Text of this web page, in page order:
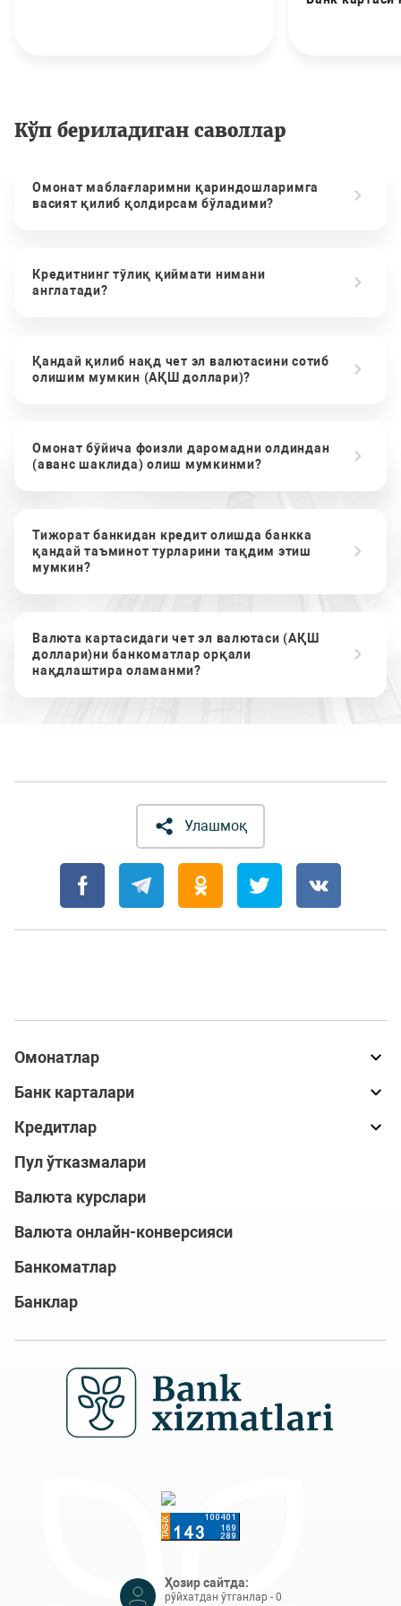
Кўп бериладиган саволлар
Омонат маблағларимни қариндошларимга
васият қилиб қолдирсам бўладими?
Кредитнинг тўлиқ қиймати нимани
англатади?
Қандай қилиб нақд чет эл валютасини сотиб
олишим мумкин (АҚШ доллари)?
Омонат бўйича фоизли даромадни олдиндан
(аванс шаклида) олиш мумкинми?
Тижорат банкидан кредит олишда банкка
қандай таъминот турларини тақдим этиш
мумкин?
Валюта картасидаги чет эл валютаси (АҚШ
доллари)ни банкоматлар орқали
нақдлаштира оламанми?
Улашмоқ
Омонатлар
Банк карталари
Кредитлар
Пул ўтказмалари
Валюта курслари
Валюта онлайн-конверсияси
Банкоматлар
Банклар
Ҳозир сайтда:
рўйхатдан ўтганлар - 0